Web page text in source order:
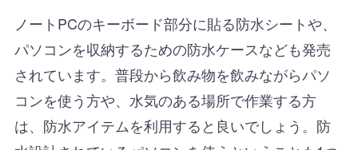
ノートPCのキーボード部分に貼る防水シートや、
パソコンを収納するための防水ケースなども発売
されています。普段から飲み物を飲みながらパソ
コンを使う方や、水気のある場所で作業する方
は、防水アイテムを利用すると良いでしょう。防